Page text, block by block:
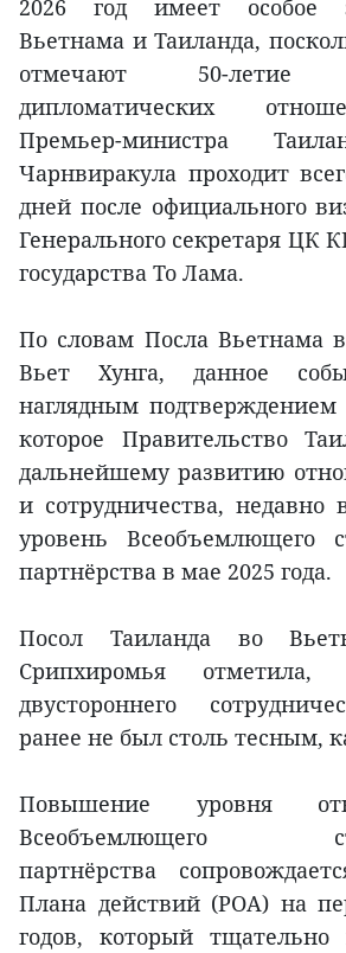
2026 год имеет особое
Вьетнама и Таиланда,
отмечают 50-летие
дипломатических
Премьер-министра
Чарнвиракула проходит
дней после официального
Генерального секретаря ЦК
государства То Лама.
По словам Посла Вьетнама
Вьет Хунга, данное
наглядным подтверждением
которое Правительство
дальнейшему развитию
и сотрудничества, недавно
уровень Всеобъемлющего
партнёрства в мае 2025 года.
Посол Таиланда во
Срипхиромья отметила,
двустороннего
ранее не был столь тесным,
Повышение уровня
Всеобъемлющего
партнёрства
Плана действий (POA) на
годов, который тщательно